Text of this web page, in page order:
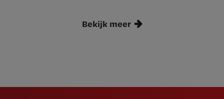
Bekijk meer